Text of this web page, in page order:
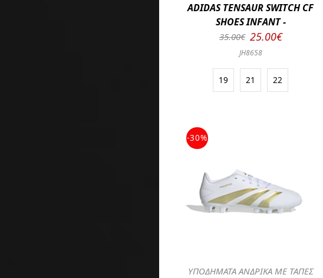
ADIDAS TENSAUR SWITCH CF
SHOES INFANT -
35.00€ 25.00€
JH8658
19 21 22
-30%
ΥΠΟΔΗΜΑΤΑ ΑΝΔΡΙΚΑ ΜΕ ΤΑΠΕΣ